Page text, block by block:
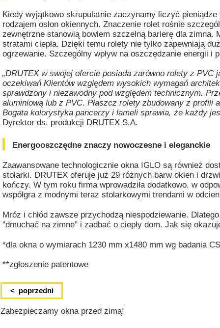
Zabezpieczamy okna przed zimą!
< poprzedni
Energooszczędne znaczy nowoczesne i eleganckie
Mróz i chłód zawsze przychodzą niespodziewanie.
"dmuchać na zimne" i zadbać o ciepły dom. Jak się
Zaawansowane technologicznie okna IGLO są również
stolarki. DRUTEX oferuje już 29 różnych barw okien i
kończy. W tym roku firma wprowadziła dodatkowo, w
współgra z modnymi teraz stolarkowymi trendami w
„DRUTEX w swojej ofercie posiada zarówno rolety z
oczekiwań Klientów względem wysokich wymagań
sprawdzony i niezawodny pod względem technicznym.
aluminiową lub z PVC. Płaszcz rolety zbudowany z
Bogata kolorystyka pancerzy i lameli sprawia, że każdy
Dyrektor ds. produkcji DRUTEX S.A.
Kiedy wyjątkowo skrupulatnie zaczynamy liczyć
rodzajem osłon okiennych. Znaczenie rolet rośnie
zewnętrzne stanowią bowiem szczelną barierę dla
stratami ciepła. Dzięki temu rolety nie tylko zapewniają
ogrzewanie. Szczególny wpływ na oszczędzanie energii i
**zgłoszenie patentowe
*dla okna o wymiarach 1230 mm x1480 mm wg badania